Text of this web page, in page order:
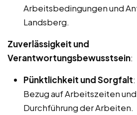
Arbeitsbedingungen und
Landsberg.
Zuverlässigkeit und
Verantwortungsbewusstsein:
Pünktlichkeit und Sorgfalt
Bezug auf Arbeitszeiten
Durchführung der Arbeiten.